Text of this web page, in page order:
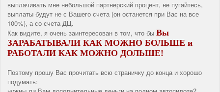
выплачивать мне небольшой партнерский процент, не пугайтесь,
выплаты будут не с Вашего счета (он останется при Вас на все
100%), а со счета ДЦ.
Как видите, я очень заинтересован в том, что бы Вы
ЗАРАБАТЫВАЛИ КАК МОЖНО БОЛЬШЕ и
РАБОТАЛИ КАК МОЖНО ДОЛЬШЕ!
Поэтому прошу Вас прочитать всю страничку до конца и хорошо
подумать: